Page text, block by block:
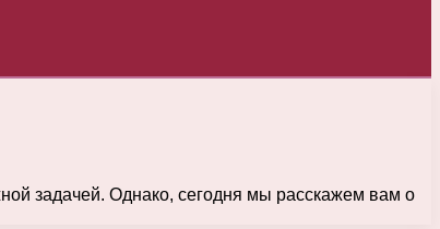
задачей. Однако, сегодня мы расскажем вам о